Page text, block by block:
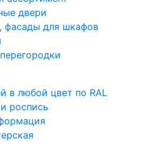
двери
фасады для шкафов
в любой цвет по RAL
роспись